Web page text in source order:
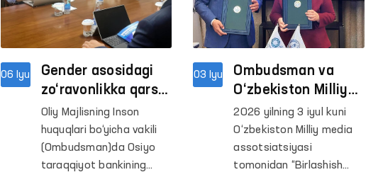
06 Iyu
Gender asosidagi
zo‘ravonlikka qarshi
kurashishda
hamkorlik
masalalari
muhokama qilindi
Oliy Majlisning Inson
huquqlari bo‘yicha vakili
(Ombudsman)da Osiyo
taraqqiyot bankining
03 Iyu
Ombudsman va
O‘zbekiston Milliy
media
assotsiatsiyasi
o‘rtasida hamkorlik
memorandumi
2026 yilning 3 iyul kuni
O‘zbekiston Milliy media
assotsiatsiyasi
tomonidan “Birlashish
Inson huquqlari — oliy qadriyat Inson huquqlari — oliy qadriyat